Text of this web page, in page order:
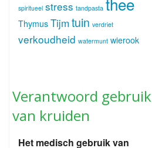
spiritueel stress tandpasta
Thymus Tijm tuin verdriet
verkoudheid watermunt wierook
Verantwoord gebruik
van kruiden
Het medisch gebruik van